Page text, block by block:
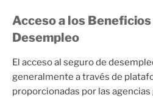
Acceso a los
Desempleo
El acceso al seguro de
generalmente a través de
proporcionadas por las